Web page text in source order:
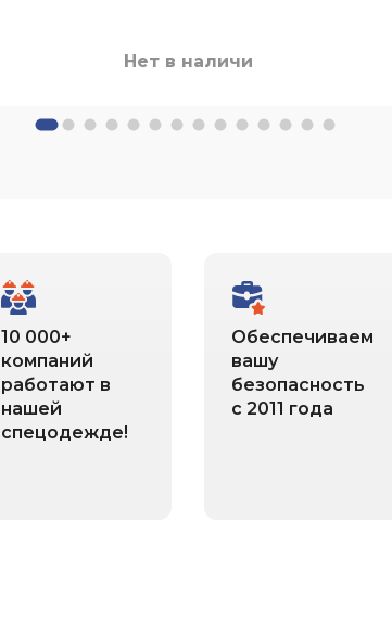
Нет в наличи
10 000+
компаний
работают в
нашей
спецодежде!
Обеспечиваем
вашу
безопасность
с 2011 года